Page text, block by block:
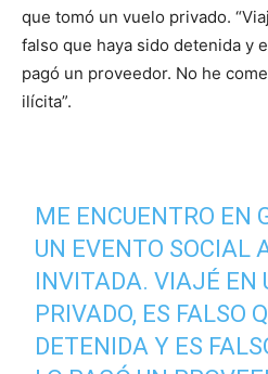
que tomó un vuelo privado.
falso que haya sido detenida y
pagó un proveedor. No he
ilícita”.
ME ENCUENTRO EN
UN EVENTO SOCIAL
INVITADA. VIAJÉ EN
PRIVADO, ES FALSO
DETENIDA Y ES